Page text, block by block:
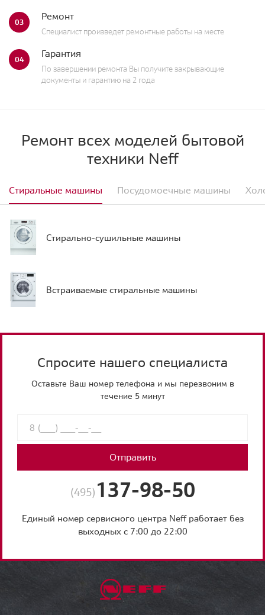
03 Ремонт
Специалист произведет ремонтные работы на месте
04 Гарантия
По завершении ремонта Вы получите закрывающие
документы и гарантию на 2 года
Ремонт всех моделей бытовой
техники Neff
Стиральные машины Посудомоечные машины
Стирально-сушильные машины
Встраиваемые стиральные машины
Спросите нашего специалиста
Оставьте Ваш номер телефона и мы перезвоним в
течение 5 минут
Отправить
(495) 137-98-50
Единый номер сервисного центра Neff работает без
выходных с 7:00 до 22:00